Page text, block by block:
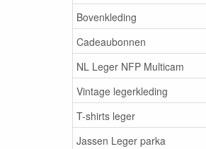
Bovenkleding
Cadeaubonnen
NL Leger NFP Multicam
Vintage legerkleding
T-shirts leger
Jassen Leger parka